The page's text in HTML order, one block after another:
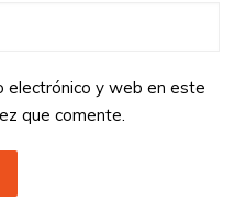
electrónico y web en este
que comente.